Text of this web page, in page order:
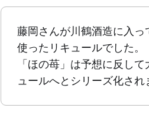
藤岡さんが川鶴酒造に入
使ったリキュールでした。
「ほの苺」は予想に反し
ュールへとシリーズ化され